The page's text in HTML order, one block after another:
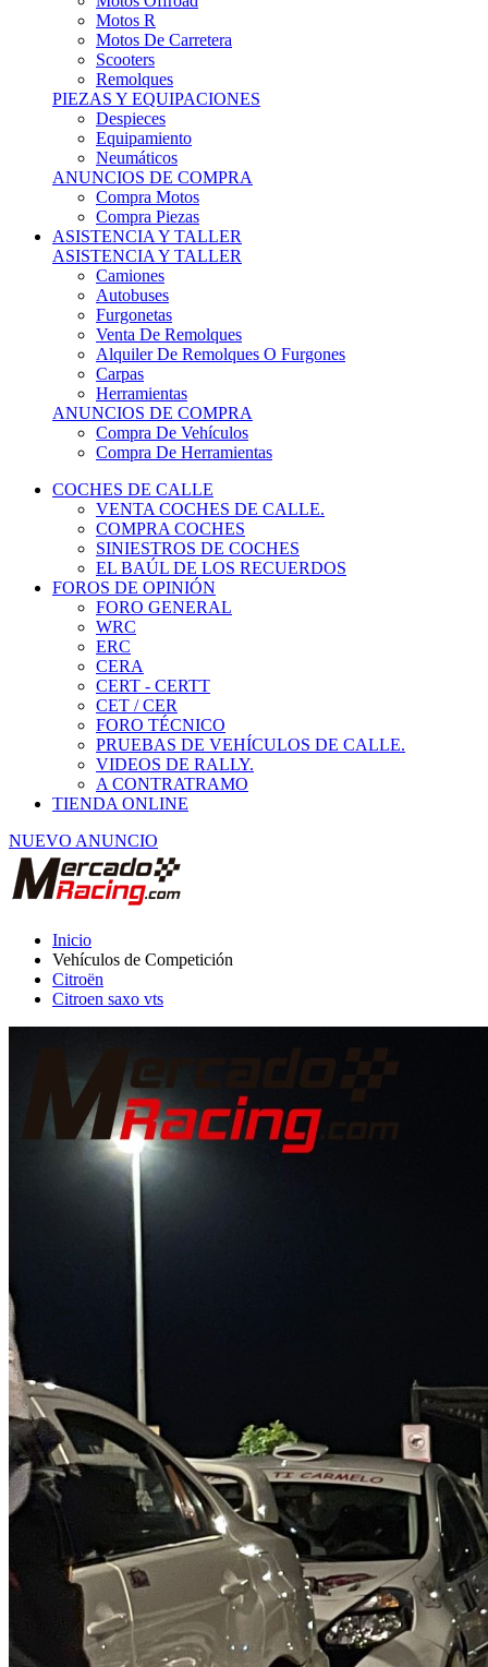
Motos R
Motos De Carretera
Scooters
Remolques
PIEZAS Y EQUIPACIONES
Despieces
Equipamiento
Neumáticos
ANUNCIOS DE COMPRA
Compra Motos
Compra Piezas
ASISTENCIA Y TALLER
ASISTENCIA Y TALLER
Camiones
Autobuses
Furgonetas
Venta De Remolques
Alquiler De Remolques O Furgones
Carpas
Herramientas
ANUNCIOS DE COMPRA
Compra De Vehículos
Compra De Herramientas
COCHES DE CALLE
VENTA COCHES DE CALLE.
COMPRA COCHES
SINIESTROS DE COCHES
EL BAÚL DE LOS RECUERDOS
FOROS DE OPINIÓN
FORO GENERAL
WRC
ERC
CERA
CERT - CERTT
CET / CER
FORO TÉCNICO
PRUEBAS DE VEHÍCULOS DE CALLE.
VIDEOS DE RALLY.
A CONTRATRAMO
TIENDA ONLINE
NUEVO ANUNCIO
Inicio
Vehículos de Competición
Citroën
Citroen saxo vts